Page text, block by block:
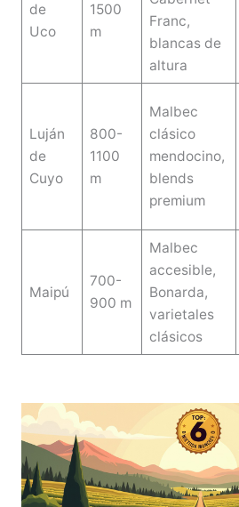
de
Uco
1500
m
Franc,
blancas de
altura
Luján
de
Cuyo
800-
1100
m
Malbec
clásico
mendocino,
blends
premium
Maipú
700-
900 m
Malbec
accesible,
Bonarda,
varietales
clásicos